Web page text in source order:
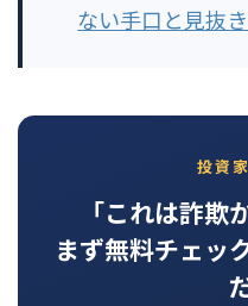
ない手口と見抜
投資
「これは詐欺
まず無料チェッ